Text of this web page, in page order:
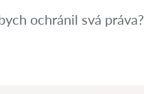
ochránil svá práva?